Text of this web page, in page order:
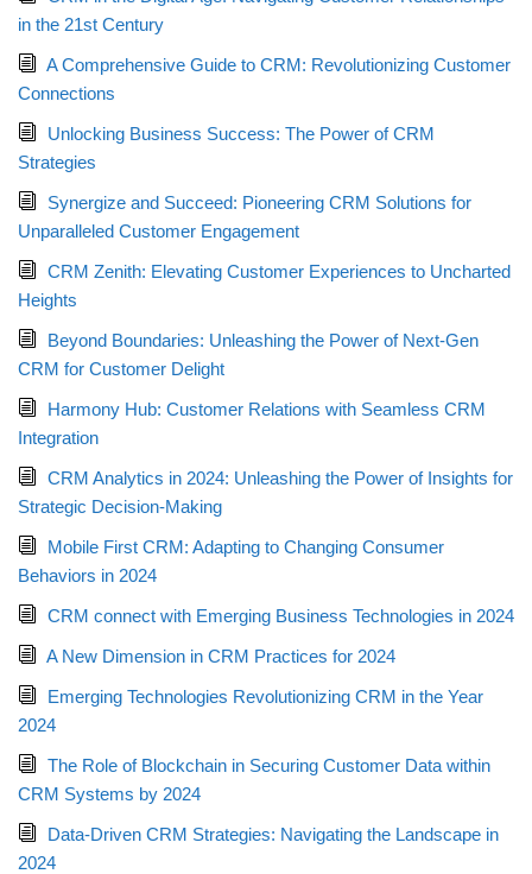
in the 21st Century
A Comprehensive Guide to CRM: Revolutionizing Customer
Connections
Unlocking Business Success: The Power of CRM
Strategies
Synergize and Succeed: Pioneering CRM Solutions for
Unparalleled Customer Engagement
CRM Zenith: Elevating Customer Experiences to Uncharted
Heights
Beyond Boundaries: Unleashing the Power of Next-Gen
CRM for Customer Delight
Harmony Hub: Customer Relations with Seamless CRM
Integration
CRM Analytics in 2024: Unleashing the Power of Insights for
Strategic Decision-Making
Mobile First CRM: Adapting to Changing Consumer
Behaviors in 2024
CRM connect with Emerging Business Technologies in 2024
A New Dimension in CRM Practices for 2024
Emerging Technologies Revolutionizing CRM in the Year
2024
The Role of Blockchain in Securing Customer Data within
CRM Systems by 2024
Data-Driven CRM Strategies: Navigating the Landscape in
2024